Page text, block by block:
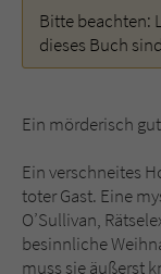
Bitte beachten:
dieses Buch
Ein mörderisch
Ein verschneites
toter Gast. Eine
O’Sullivan,
besinnliche
muss sie äußerst
Name
Zweck